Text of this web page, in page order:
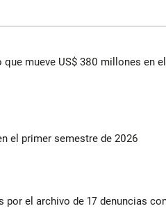
mueve US$ 380 millones en
el primer semestre de 2026
por el archivo de 17 denuncias